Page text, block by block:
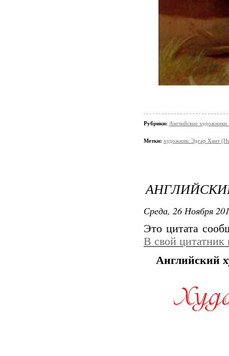
Рубрики: Английские
Метки: художник: Эдгар Хант
Среда, 26 Ноября
Это цитата
В свой цитатник
Английский